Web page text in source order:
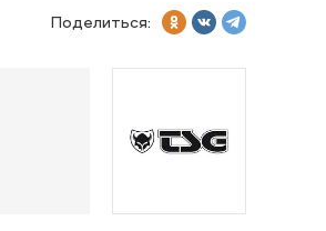
Поделиться: